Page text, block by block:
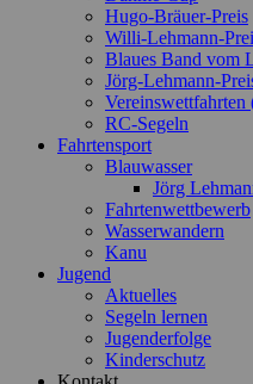
Hugo-Bräuer-Preis
Willi-Lehmann-
Blaues Band vom
Jörg-Lehmann-
Vereinswettfahrten
RC-Segeln
Fahrtensport
Blauwasser
Jörg
Fahrtenwettbewerb
Wasserwandern
Kanu
Jugend
Aktuelles
Segeln lernen
Jugenderfolge
Kinderschutz